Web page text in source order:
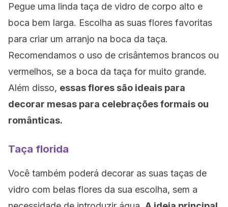
Pegue uma linda taça de vidro de corpo alto e
boca bem larga. Escolha as suas flores favoritas
para criar um arranjo na boca da taça.
Recomendamos o uso de crisântemos brancos ou
vermelhos, se a boca da taça for muito grande.
Além disso, essas flores são ideais para
decorar mesas para celebrações formais ou
românticas.
Taça florida
Você também poderá decorar as suas taças de
vidro com belas flores da sua escolha, sem a